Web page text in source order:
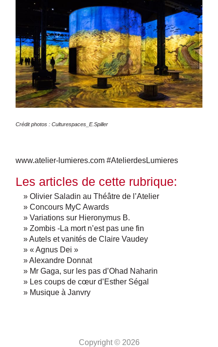
Crédit photos : Culturespaces_E.Spiller
www.atelier-lumieres.com #AtelierdesLumieres
Les articles de cette rubrique:
» Olivier Saladin au Théâtre de l’Atelier
» Concours MyC Awards
» Variations sur Hieronymus B.
» Zombis -La mort n’est pas une fin
» Autels et vanités de Claire Vaudey
» « Agnus Dei »
» Alexandre Donnat
» Mr Gaga, sur les pas d’Ohad Naharin
» Les coups de cœur d’Esther Ségal
» Musique à Janvry
Copyright © 2026